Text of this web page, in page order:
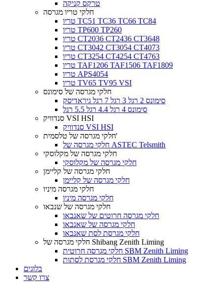
טרקס קניקה
חלקי טריו מגרסה
טריו TC51 TC36 TC66 TC84
טריו TP600 TP260
טריו CT2036 CT2436 CT3648
טריו CT3042 CT3054 CT4073
טריו CT3254 CT4254 CT4763
טריו TAF1206 TAF1506 TAF1809
טריו APS4054
טריו TV65 TV95 VSI
חלקי מגרסה של סימונס
סימונס 2 רגל 3 רגל 7 רגל גיראדיסק
סימונס 4 רגל 4.4 רגל 5.5 רגל
סנדוויק VSI HSI
סנדוויק VSI HSI
חלקי מגרסה של טלסמית'
חלקי מגרסה של ASTEC Telsmith
חלקי מגרסה של מקלוסקי
חלקי מגרסה של מקלוסקי
חלקי מגרסה של קליימן
חלקי מגרסה של קליימן
חלקי מגרסה מיניו
חלקי מגרסה מיניו
חלקי מגרסה של שנבאו
חלקי מגרסה חרוטים של שאנבאו
חלקי מגרסה של שאנבאו
חלקי מגרסת לסת שאנבאו
חלקי מגרסה של Shibang Zenith Liming
חלקי מגרסה חרוטית SBM Zenith Liming
חלקי מגרסת לסתות SBM Zenith Liming
בלוגים
צרו קשר